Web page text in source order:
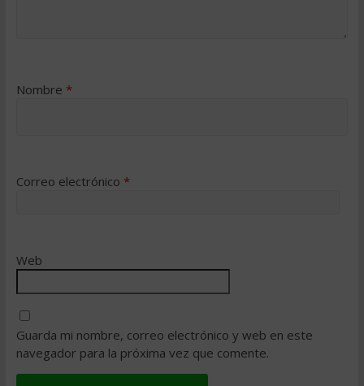
Nombre *
Correo electrónico *
Web
Guarda mi nombre, correo electrónico y web en este
navegador para la próxima vez que comente.